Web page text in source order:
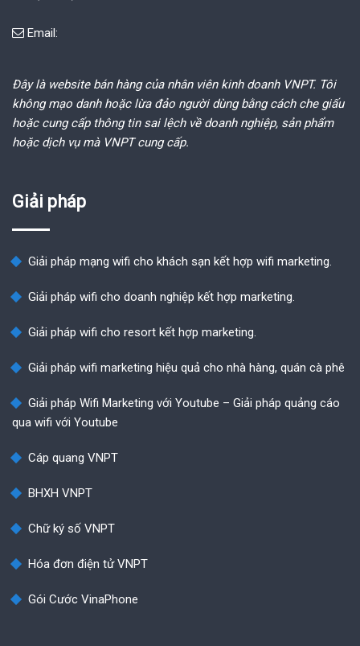
Email:
Đây là website bán hàng của nhân viên kinh doanh VNPT. Tôi
không mạo danh hoặc lừa đảo người dùng bằng cách che giấu
hoặc cung cấp thông tin sai lệch về doanh nghiệp, sản phẩm
hoặc dịch vụ mà VNPT cung cấp.
Giải pháp
Giải pháp mạng wifi cho khách sạn kết hợp wifi marketing.
Giải pháp wifi cho doanh nghiệp kết hợp marketing.
Giải pháp wifi cho resort kết hợp marketing.
Giải pháp wifi marketing hiệu quả cho nhà hàng, quán cà phê
Giải pháp Wifi Marketing với Youtube – Giải pháp quảng cáo
qua wifi với Youtube
Cáp quang VNPT
BHXH VNPT
Chữ ký số VNPT
Hóa đơn điện tử VNPT
Gói Cước VinaPhone